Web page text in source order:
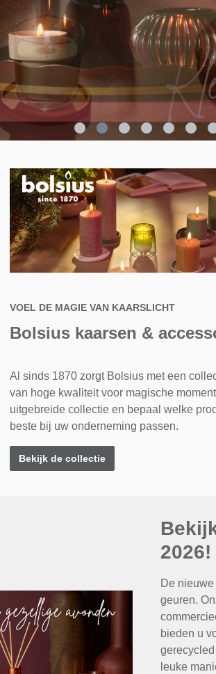
VOEL DE MAGIE VAN KAARSLICHT
Bolsius kaarsen &
Al sinds 1870 zorgt Bolsius met een
van hoge kwaliteit voor magische
uitgebreide collectie en bepaal welke
beste bij uw onderneming passen.
Bekijk de collectie
2026!
De
geuren.
bieden u
leuke